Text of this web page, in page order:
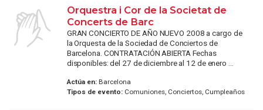
Orquestra i Cor de la Societat de
Concerts de Barc
GRAN CONCIERTO DE AÑO NUEVO 2008 a cargo de
la Orquesta de la Sociedad de Conciertos de
Barcelona. CONTRATACIÓN ABIERTA Fechas
disponibles: del 27 de diciembre al 12 de enero ...
Actúa en:Barcelona
Tipos de evento:Comuniones, Conciertos, Cumpleaños